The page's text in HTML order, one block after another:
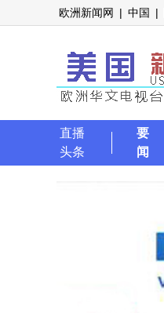
欧洲新闻网 | 中国 |
直播
头条
要
闻